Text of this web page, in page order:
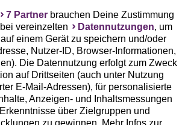
7 Partner brauchen Deine Zustimmung
vereinzelten
Datennutzungen, um
auf einem Gerät zu speichern und/oder
Nutzer-ID, Browser-Informationen,
Die Datennutzung erfolgt zum Zweck
auf Drittseiten (auch unter Nutzung
E-Mail-Adressen), für personalisierte
Anzeigen- und Inhaltsmessungen
über Zielgruppen und